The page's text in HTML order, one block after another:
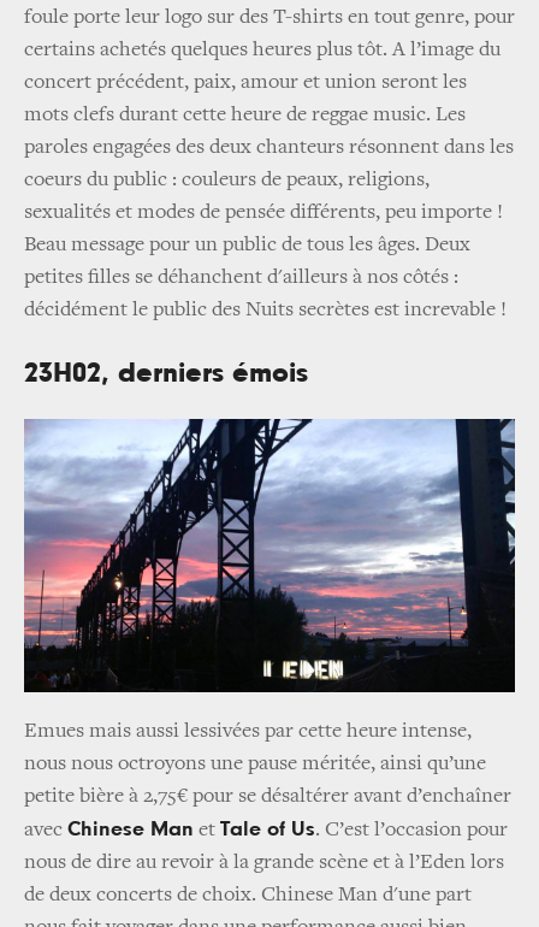
foule porte leur logo sur des T-shirts en tout genre, pour
certains achetés quelques heures plus tôt. A l’image du
concert précédent, paix, amour et union seront les
mots clefs durant cette heure de reggae music. Les
paroles engagées des deux chanteurs résonnent dans les
coeurs du public : couleurs de peaux, religions,
sexualités et modes de pensée différents, peu importe !
Beau message pour un public de tous les âges. Deux
petites filles se déhanchent d'ailleurs à nos côtés :
décidément le public des Nuits secrètes est increvable !
23H02, derniers émois
Emues mais aussi lessivées par cette heure intense,
nous nous octroyons une pause méritée, ainsi qu’une
petite bière à 2,75€ pour se désaltérer avant d’enchaîner
avec Chinese Man et Tale of Us. C’est l’occasion pour
nous de dire au revoir à la grande scène et à l’Eden lors
de deux concerts de choix. Chinese Man d'une part